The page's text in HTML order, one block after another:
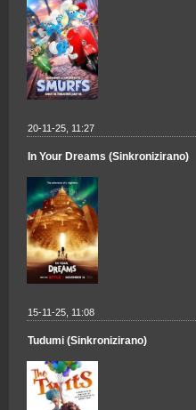
20-11-25, 11:27
In Your Dreams (Sinkronizirano)
15-11-25, 11:08
Tudumi (Sinkronizirano)